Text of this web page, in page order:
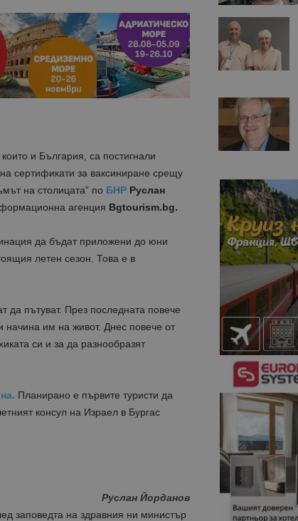
и България, са постигнали
сертификати за ваксиниране срещу
на столицата” по БНР Руслан
агенция Bgtourism.bg.
да бъдат приложени до юни
летен сезон. Това е в
да пътуват. През последната повече
начина им на живот. Днес повече от
си и за да разнообразят
Планирано е първите туристи да
консул на Израел в Бургас
Руслан Йорданов
заповедта на здравния ни министър